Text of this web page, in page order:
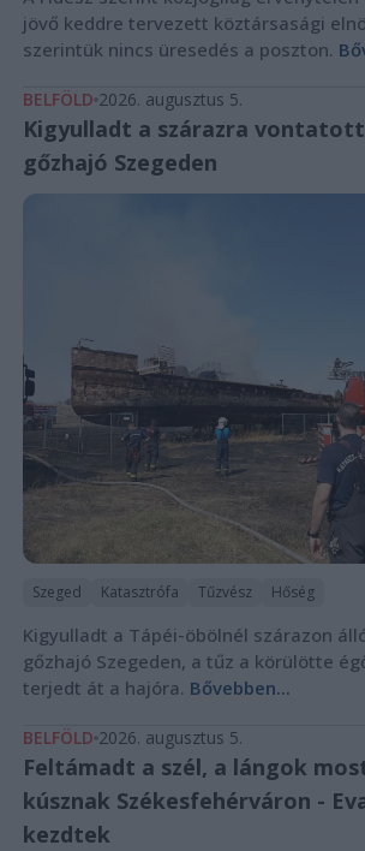
jövő keddre tervezett köztársasági
szerintük nincs üresedés a poszton.
BELFÖLD 2026. augusztus 5.
Kigyulladt a szárazra vontatott
gőzhajó Szegeden
Szeged Katasztrófa Tűzvész Hőség
Kigyulladt a Tápéi-öbölnél szárazon
gőzhajó Szegeden, a tűz a körülötte
terjedt át a hajóra. Bővebben...
BELFÖLD 2026. augusztus 5.
Feltámadt a szél, a lángok
kúsznak Székesfehérváron -
kezdtek